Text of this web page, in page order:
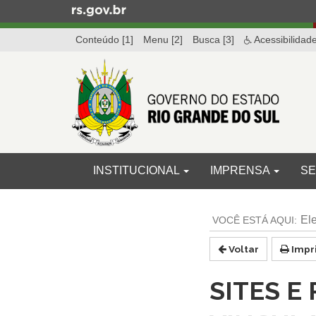
para
Conteúdo [1] Menu [2] Busca [3] Acessibilidade
do
INICIAL
INSTITUCIONAL IMPRENSA
Voltar
SITES E